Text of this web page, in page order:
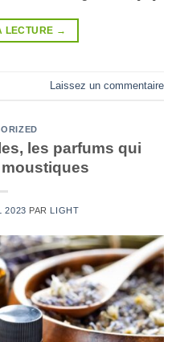
LECTURE →
Laissez un commentaire
les parfums qui
2023 PAR LIGHT